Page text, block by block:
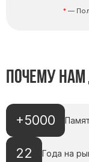
—
Почему
+5000
22 Года на